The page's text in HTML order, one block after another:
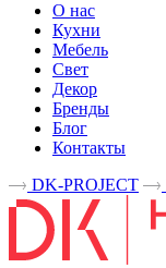
О нас
Кухни
Мебель
Свет
Декор
Бренды
Блог
Контакты
DK-PROJECT